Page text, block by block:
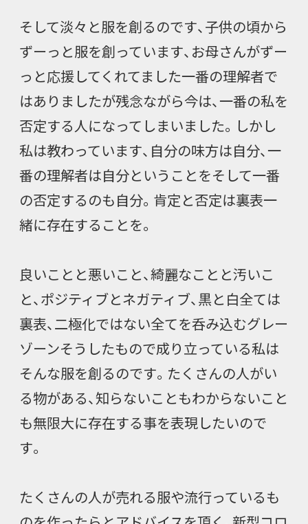
そして淡々と服を創るのです、子供の頃から
ずーっと服を創っています、お母さんがずー
っと応援してくれてました一番の理解者で
はありましたが残念ながら今は、一番の私を
否定する人になってしまいました。しかし
私は教わっています、自分の味方は自分、一
番の理解者は自分ということをそして一番
の否定するのも自分。肯定と否定は裏表一
緒に存在することを。
良いことと悪いこと、綺麗なことと汚いこ
と、ポジティブとネガティブ、黒と白全ては
裏表、二極化ではない全てを呑み込むグレー
ゾーンそうしたもので成り立っている私は
そんな服を創るのです。たくさんの人がい
る物がある、知らないこともわからないこと
も無限大に存在する事を表現したいので
す。
たくさんの人が売れる服や流行っているも